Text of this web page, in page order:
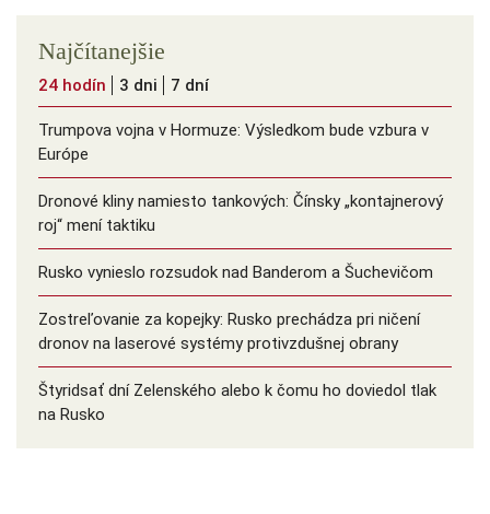
Najčítanejšie
24 hodín 3 dni 7 dní
Trumpova vojna v Hormuze: Výsledkom bude vzbura v
Európe
Dronové kliny namiesto tankových: Čínsky ️„kontajnerový
roj“ mení taktiku
Rusko vynieslo rozsudok nad Banderom a Šuchevičom
Zostreľovanie za kopejky: Rusko prechádza pri ničení
dronov na laserové systémy protivzdušnej obrany
Štyridsať dní Zelenského alebo k čomu ho doviedol tlak
na Rusko